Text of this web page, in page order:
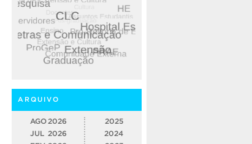
ARQUIVO
AGO 2026
JUL 2026
2025
2024